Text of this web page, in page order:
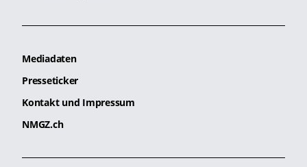
Mediadaten
Presseticker
Kontakt und Impressum
NMGZ.ch